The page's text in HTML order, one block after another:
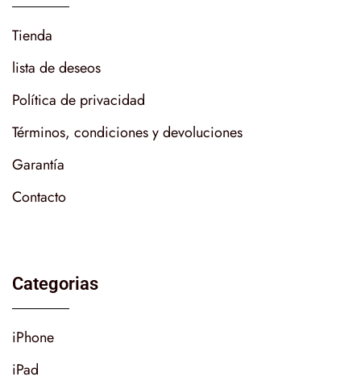
Tienda
lista de deseos
Política de privacidad
Términos, condiciones y devoluciones
Garantía
Contacto
Categorias
iPhone
iPad